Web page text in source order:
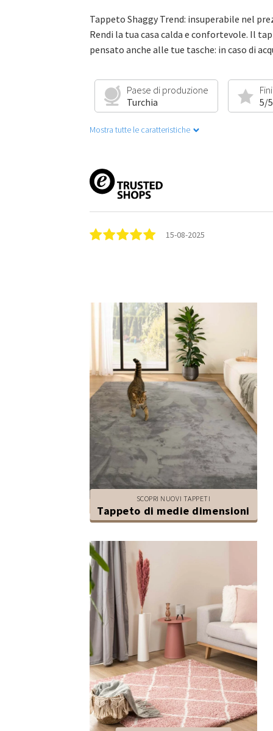
Tappeto Shaggy Trend: insuperabile nel
Rendi la tua casa calda e confortevole. Il
pensato anche alle tue tasche: in caso di
Paese di produzione
Turchia
5/
Mostra tutte le caratteristiche
15-08-2025
SCOPRI NUOVI TAPPETI
Tappeto di medie dimensioni